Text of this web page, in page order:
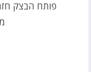
פותח הבצק